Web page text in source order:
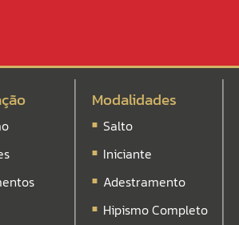
Modalidades
Salto
Iniciante
Adestramento
Hipismo Completo